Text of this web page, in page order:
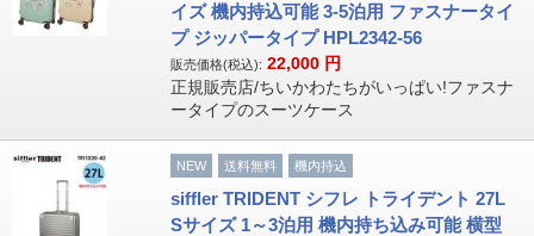
イズ 機内持込可能 3-5泊用 ファスナータイ
プ ジッパータイプ HPL2342-56
販売価格(税込): 22,000 円
正規販売店/ちいかわたちがいっぱい!ファスナ
ータイプのスーツケース
NEW 送料無料 機内持込
siffler TRIDENT シフレ トライデント 27L
Sサイズ 1～3泊用 機内持ち込み可能 横型